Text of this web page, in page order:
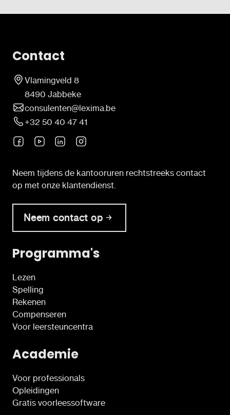
Contact
Vlamingveld 8
8490 Jabbeke
consulenten@lexima.be
+32 50 40 47 41
Neem tijdens de kantooruren rechtstreeks contact
op met onze klantendienst.
Neem contact op
Programma's
Lezen
Spelling
Rekenen
Compenseren
Voor leersteuncentra
Academie
Voor professionals
Opleidingen
Gratis voorleessoftware